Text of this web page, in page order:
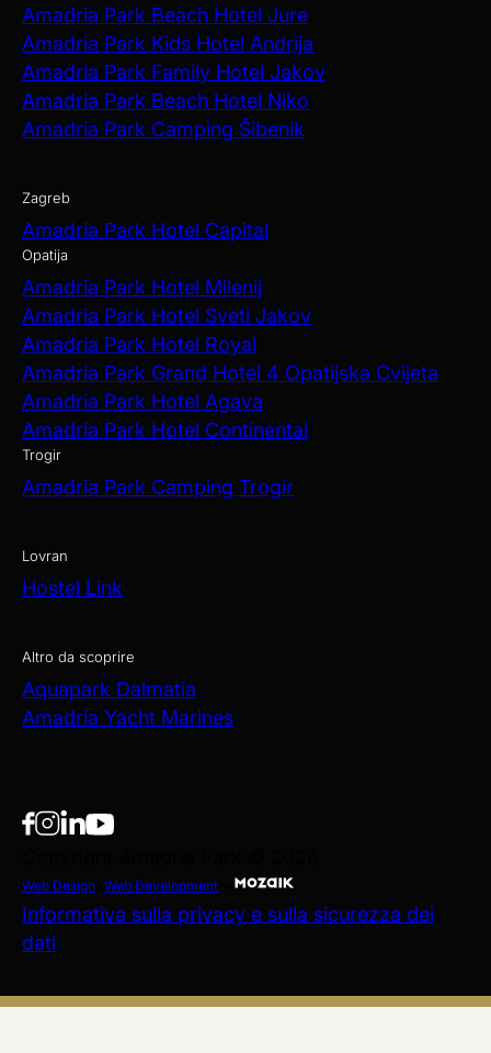
Amadria Park Beach Hotel Jure
Amadria Park Kids Hotel Andrija
Amadria Park Family Hotel Jakov
Amadria Park Beach Hotel Niko
Amadria Park Camping Šibenik
Zagreb
Amadria Park Hotel Capital
Opatija
Amadria Park Hotel Milenij
Amadria Park Hotel Sveti Jakov
Amadria Park Hotel Royal
Amadria Park Grand Hotel 4 Opatijska Cvijeta
Amadria Park Hotel Agava
Amadria Park Hotel Continental
Trogir
Amadria Park Camping Trogir
Lovran
Hostel Link
Altro da scoprire
Aquapark Dalmatia
Amadria Yacht Marines
Web Design Web Development
Informativa sulla privacy e sulla sicurezza dei
dati